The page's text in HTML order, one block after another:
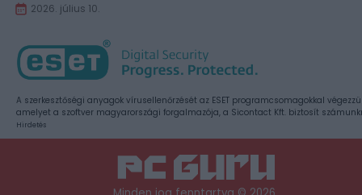
2026. július 10.
A szerkesztőségi anyagok vírusellenőrzését az ESET programcsomagokkal
amelyet a szoftver magyarországi forgalmazója, a Sicontact Kft. biztosít
Hirdetés